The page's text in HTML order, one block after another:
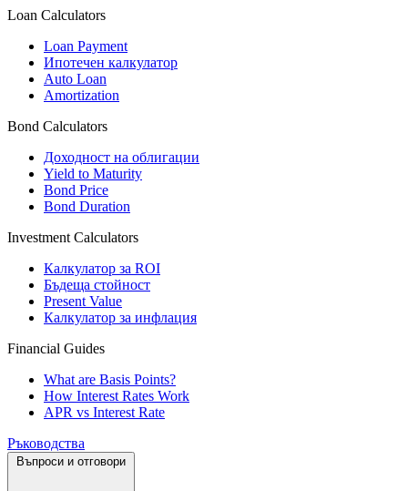
Loan Calculators
Loan Payment
Ипотечен калкулатор
Auto Loan
Amortization
Bond Calculators
Доходност на облигации
Yield to Maturity
Bond Price
Bond Duration
Investment Calculators
Калкулатор за ROI
Бъдеща стойност
Present Value
Калкулатор за инфлация
Financial Guides
What are Basis Points?
How Interest Rates Work
APR vs Interest Rate
Ръководства